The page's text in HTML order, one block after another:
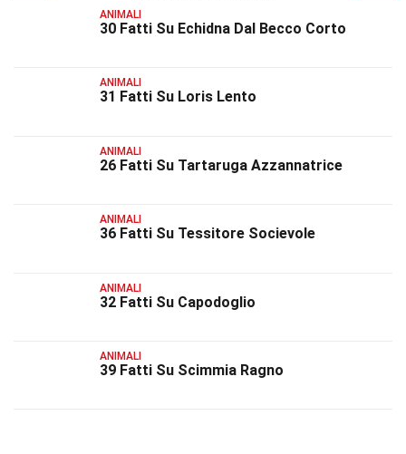
ANIMALI
30 Fatti Su Echidna Dal Becco Corto
ANIMALI
31 Fatti Su Loris Lento
ANIMALI
26 Fatti Su Tartaruga Azzannatrice
ANIMALI
36 Fatti Su Tessitore Socievole
ANIMALI
32 Fatti Su Capodoglio
ANIMALI
39 Fatti Su Scimmia Ragno